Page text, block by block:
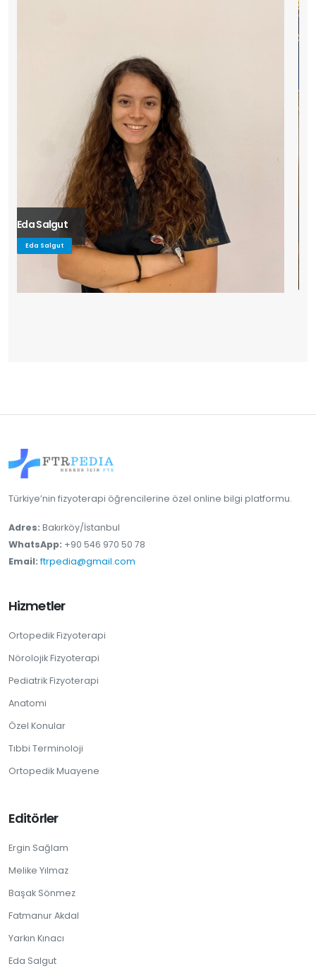
Nazlı Dilara Özkaradeniz
Nazlı Dilara Özkaradeniz
Türkiye’nin fizyoterapi öğrencilerine özel online bilgi platformu.
Adres: Bakırköy/İstanbul
WhatsApp: +90 546 970 50 78
Email: ftrpedia@gmail.com
Hizmetler
Ortopedik Fizyoterapi
Nörolojik Fizyoterapi
Pediatrik Fizyoterapi
Anatomi
Özel Konular
Tıbbi Terminoloji
Ortopedik Muayene
Editörler
Ergin Sağlam
Melike Yılmaz
Başak Sönmez
Fatmanur Akdal
Yarkın Kınacı
Eda Salgut